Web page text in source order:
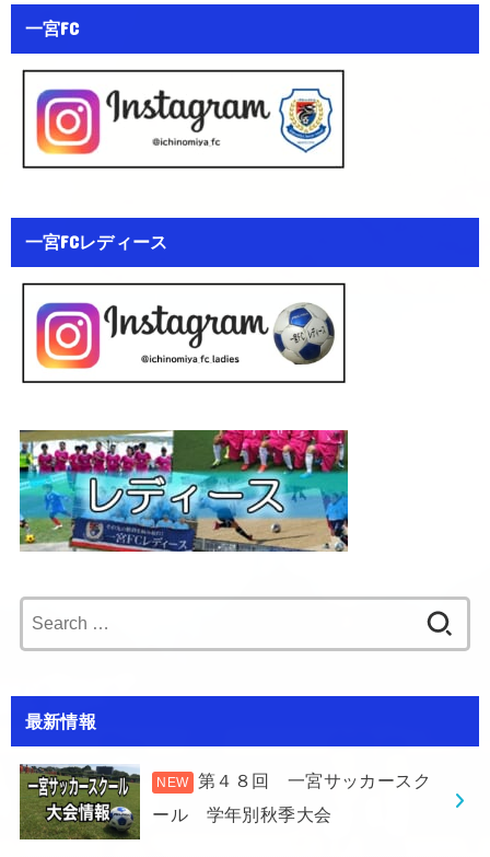
一宮FC
一宮FCレディース
for:
最新情報
第４８回 一宮サッカースク
ール 学年別秋季大会